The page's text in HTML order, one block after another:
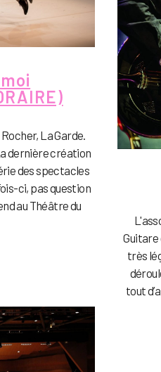
La Garde.
dernière création
des spectacles
ci, pas question
au Théâtre du
Guitare
très
tout